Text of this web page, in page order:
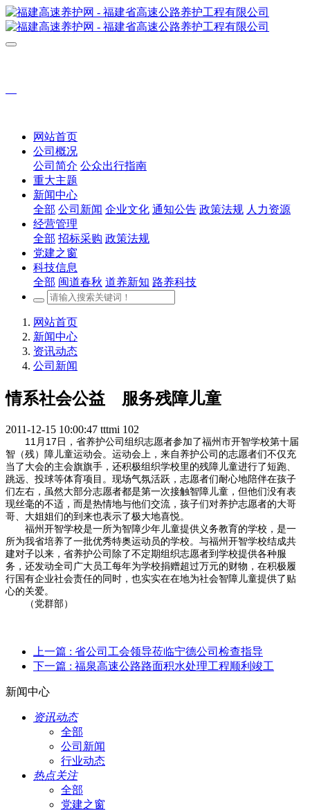
网站首页
公司概况
公司简介 公众出行指南
重大主题
新闻中心
全部 公司新闻 企业文化 通知公告 政策法规 人力资源
经营管理
全部 招标采购 政策法规
党建之窗
科技信息
全部 闽道春秋 道养新知 路养科技
网站首页
新闻中心
资讯动态
公司新闻
情系社会公益 服务残障儿童
2011-12-15 10:00:47 tttmi 102
11月17日，省养护公司组织志愿者参加了福州市开智学校第十届
智（残）障儿童运动会。运动会上，来自养护公司的志愿者们不仅充
当了大会的主会旗旗手，还积极组织学校里的残障儿童进行了短跑、
跳远、投球等体育项目。现场气氛活跃，志愿者们耐心地陪伴在孩子
们左右，虽然大部分志愿者都是第一次接触智障儿童，但他们没有表
现丝毫的不适，而是热情地与他们交流，孩子们对养护志愿者的大哥
哥、大姐姐们的到来也表示了极大地喜悦。
福州开智学校是一所为智障少年儿童提供义务教育的学校，是一
所为我省培养了一批优秀特奥运动员的学校。与福州开智学校结成共
建对子以来，省养护公司除了不定期组织志愿者到学校提供各种服
务，还发动全司广大员工每年为学校捐赠超过万元的财物，在积极履
行国有企业社会责任的同时，也实实在在地为社会智障儿童提供了贴
心的关爱。
（党群部）
上一篇 : 省公司工会领导莅临宁德公司检查指导
下一篇 : 福泉高速公路路面积水处理工程顺利竣工
新闻中心
资讯动态
全部
公司新闻
行业动态
热点关注
全部
党建之窗